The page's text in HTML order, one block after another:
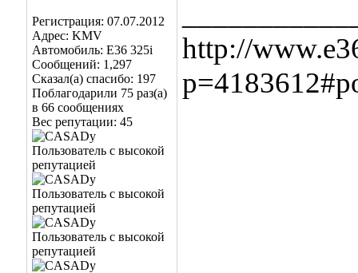
Регистрация: 07.07.2012
Адрес: KMV
Автомобиль: E36 325i
Сообщений: 1,297
Сказал(а) спасибо: 197
Поблагодарили 75 раз(а)
в 66 сообщениях
Вес репутации: 45
http://